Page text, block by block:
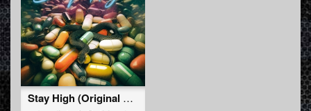
Stay High (Original Mix)